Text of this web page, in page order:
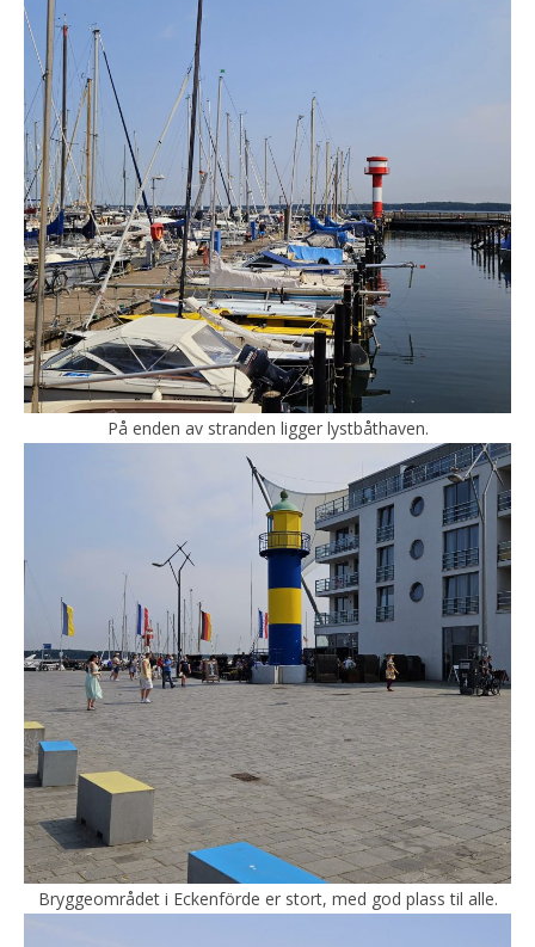
På enden av stranden ligger lystbåthaven.
Bryggeområdet i Eckenförde er stort, med god plass til alle.